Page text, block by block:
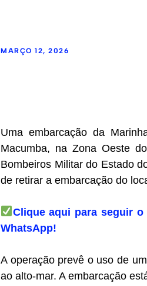
MARÇO 12, 2026
Uma embarcação da
Macumba, na Zona Oeste
Bombeiros Militar do Estado
de retirar a embarcação do
Clique aqui para seguir
WhatsApp!
A operação prevê o uso de
ao alto-mar. A embarcação